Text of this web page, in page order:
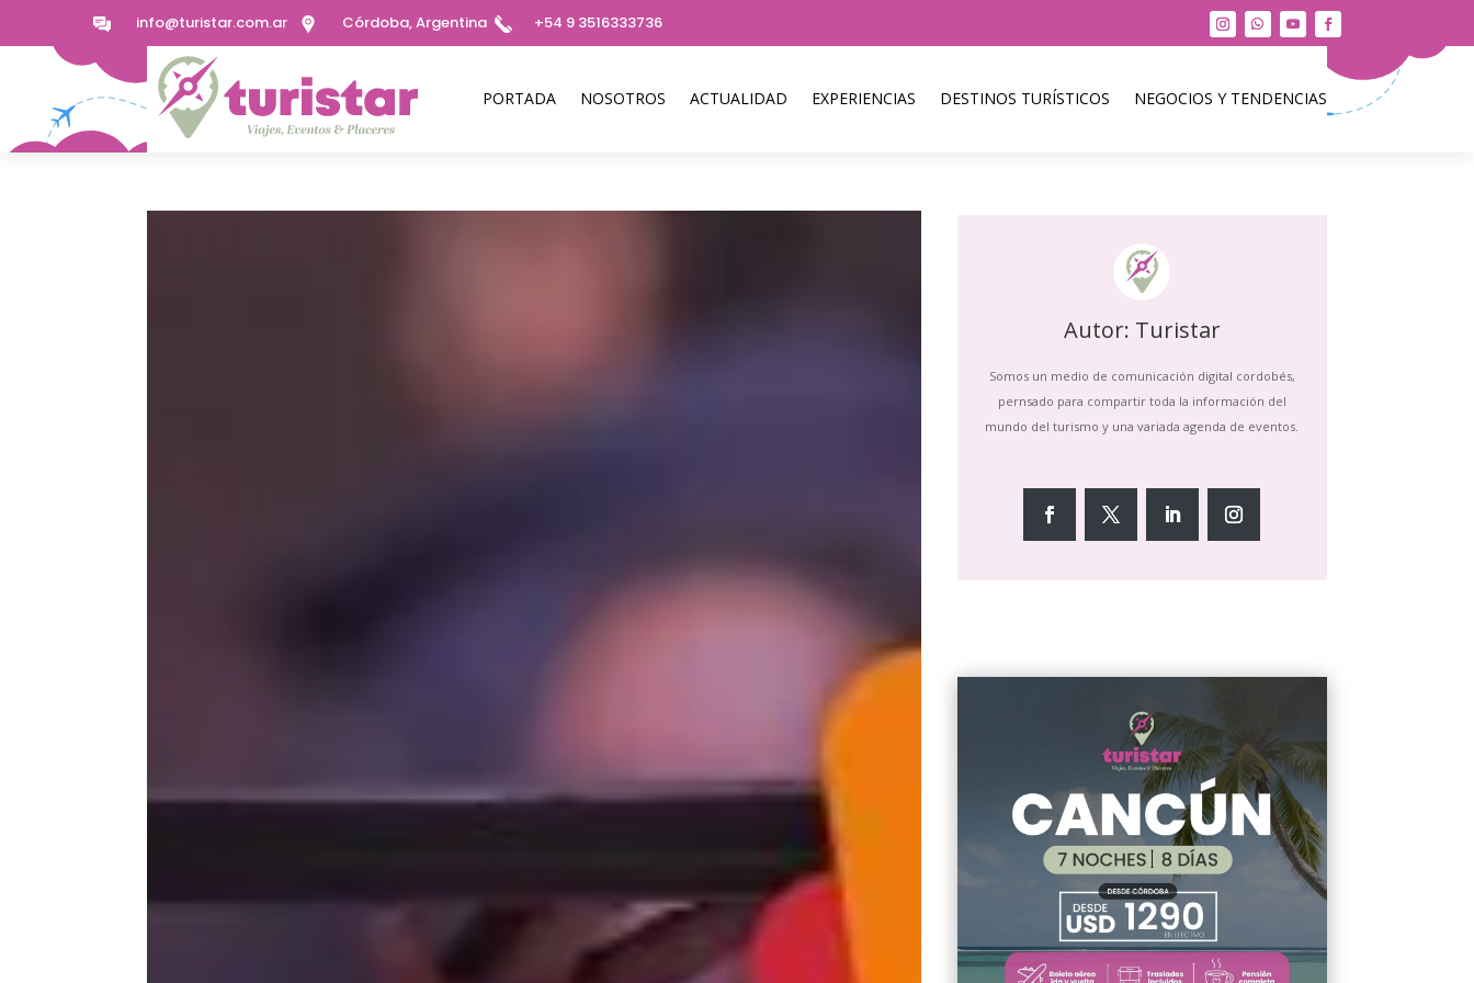
info@turistar.com.ar Córdoba, Argentina +54 9 3516333736
PORTADA NOSOTROS ACTUALIDAD EXPERIENCIAS DESTINOS TURÍSTICOS NEGOCIOS Y TENDENCIAS
Autor: Turistar
Somos un medio de comunicación digital cordobés,
pernsado para compartir toda la información del
mundo del turismo y una variada agenda de eventos.